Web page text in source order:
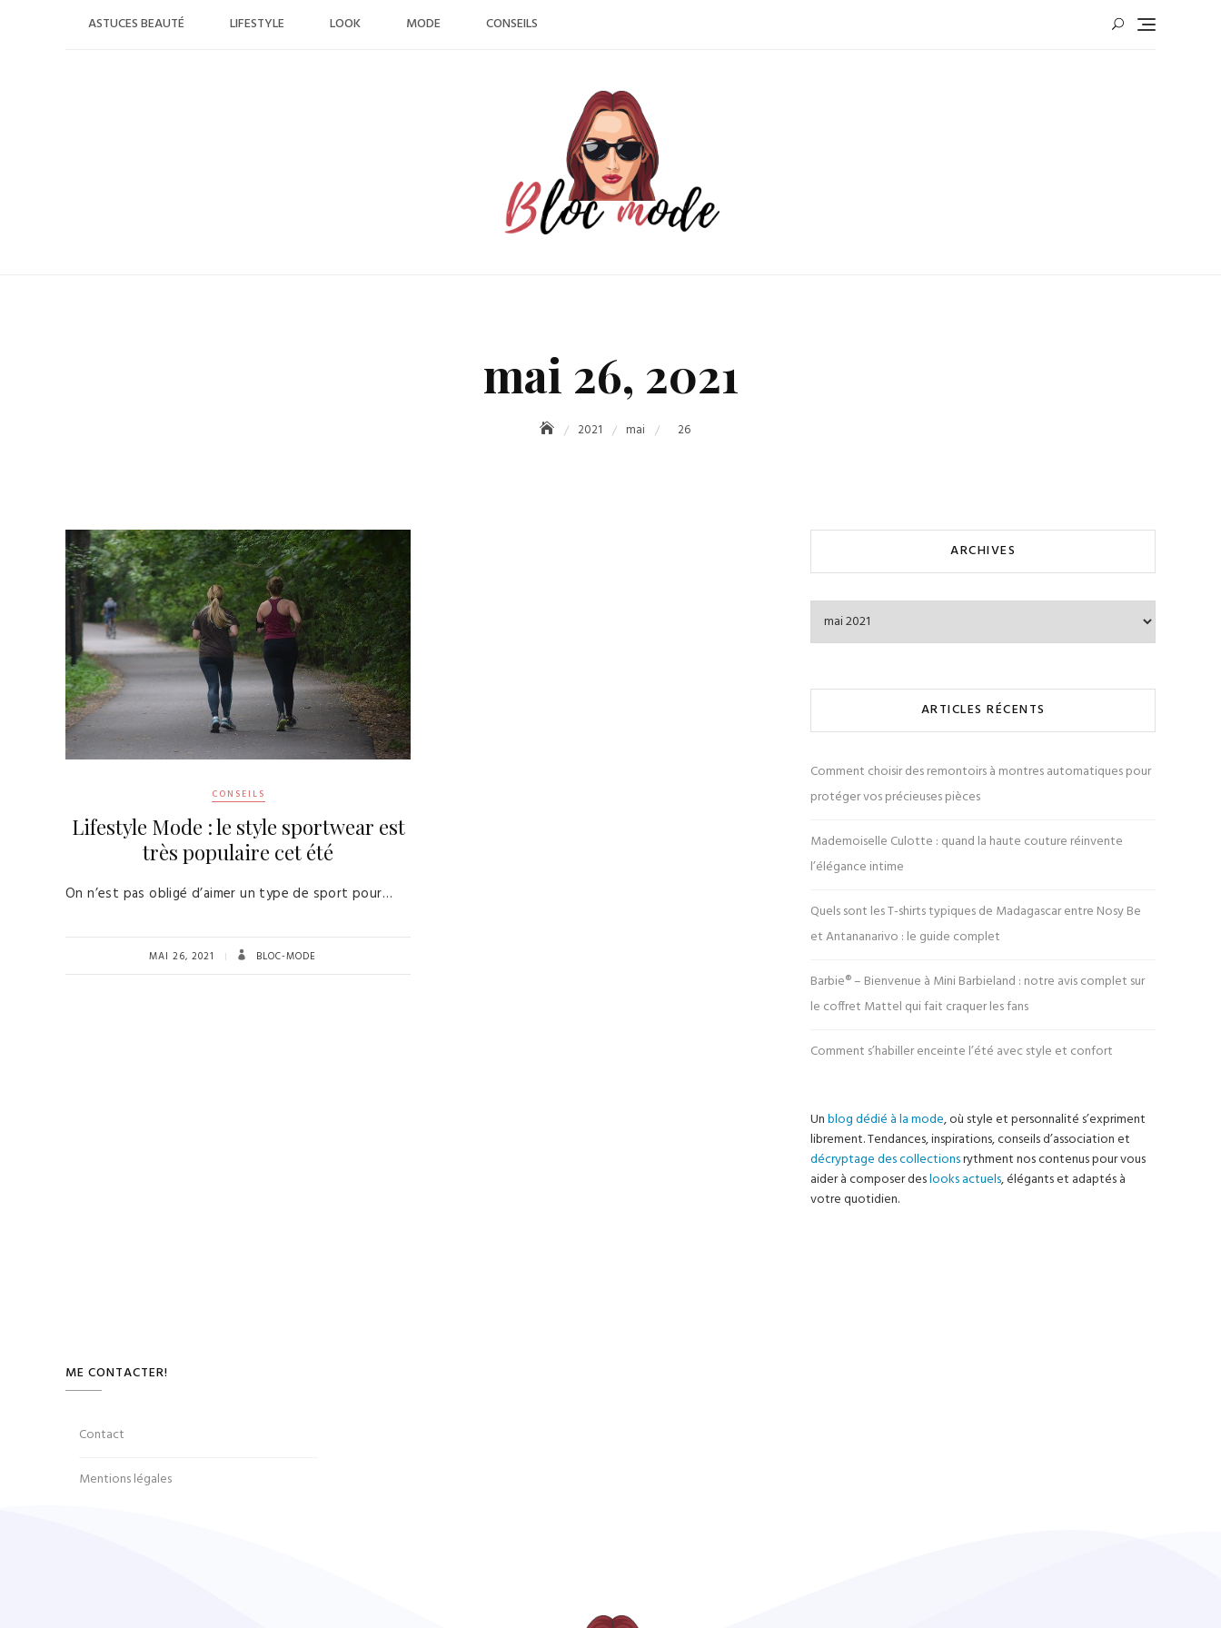
ASTUCES BEAUTÉ LIFESTYLE LOOK MODE CONSEILS
mai 26, 2021
2021 mai 26
CONSEILS
Lifestyle Mode : le style sportwear est
très populaire cet été
On n’est pas obligé d’aimer un type de sport pour…
MAI 26, 2021 BLOC-MODE
ARCHIVES
ARTICLES RÉCENTS
Comment choisir des remontoirs à montres automatiques pour
protéger vos précieuses pièces
Mademoiselle Culotte : quand la haute couture réinvente
l’élégance intime
Quels sont les T-shirts typiques de Madagascar entre Nosy Be
et Antananarivo : le guide complet
Barbie® – Bienvenue à Mini Barbieland : notre avis complet sur
le coffret Mattel qui fait craquer les fans
Comment s’habiller enceinte l’été avec style et confort
Unblog dédié à la mode, où style et personnalité s’expriment
librement. Tendances, inspirations, conseils d’association et
décryptage des collectionsrythment nos contenus pour vous
aider à composer deslooks actuels, élégants et adaptés à
votre quotidien.
ME CONTACTER!
Contact
Mentions légales